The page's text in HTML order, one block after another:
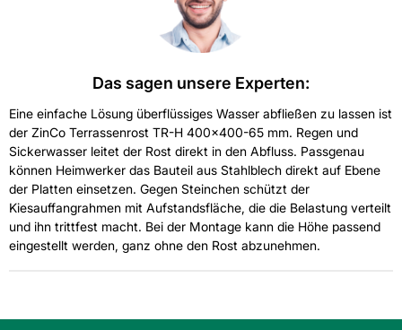
Das sagen unsere Experten:
Eine einfache Lösung überflüssiges Wasser abfließen zu lassen ist
der ZinCo Terrassenrost TR-H 400x400-65 mm. Regen und
Sickerwasser leitet der Rost direkt in den Abfluss. Passgenau
können Heimwerker das Bauteil aus Stahlblech direkt auf Ebene
der Platten einsetzen. Gegen Steinchen schützt der
Kiesauffangrahmen mit Aufstandsfläche, die die Belastung verteilt
und ihn trittfest macht. Bei der Montage kann die Höhe passend
eingestellt werden, ganz ohne den Rost abzunehmen.